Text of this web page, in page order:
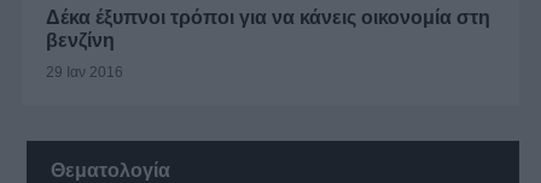
Δέκα έξυπνοι τρόποι για να κάνεις οικονομία στη
βενζίνη
29 Ιαν 2016
Θεματολογία